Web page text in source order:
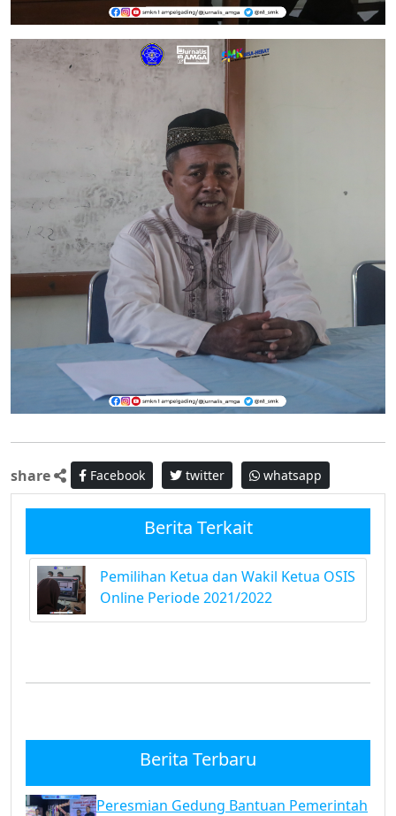
share Facebook twitter whatsapp
Berita Terkait
Pemilihan Ketua dan Wakil Ketua OSIS
Online Periode 2021/2022
Berita Terbaru
Peresmian Gedung Bantuan Pemerintah